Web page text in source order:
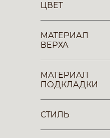
ЦВЕТ
МАТЕРИАЛ
ВЕРХА
МАТЕРИАЛ
ПОДКЛАДКИ
СТИЛЬ